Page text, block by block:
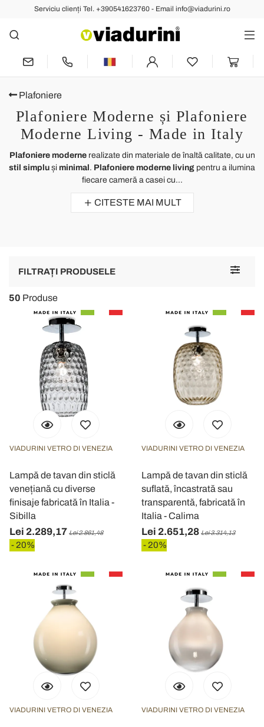
Serviciu clienți Tel. +390541623760 - Email info@viadurini.ro
Plafoniere
Plafoniere Moderne și Plafoniere
Moderne Living - Made in Italy
Plafoniere modernerealizate din materiale de înaltă calitate, cu un
stil simplu și minimal. Plafoniere moderne living pentru a ilumina
fiecare cameră a casei cu...
CITESTE MAI MULT
Toggle
FILTRAȚI PRODUSELE
50 Produse
VIADURINI VETRO DI VENEZIA
Lampă de tavan din sticlă
venețiană cu diverse
finisaje fabricată în Italia -
Sibilla
Lei 2.289,17 Lei 2.861,48
- 20%
VIADURINI VETRO DI VENEZIA
Lampă de tavan din sticlă
suflată, încastrată sau
transparentă, fabricată în
Italia - Calima
Lei 2.651,28 Lei 3.314,13
- 20%
VIADURINI VETRO DI VENEZIA VIADURINI VETRO DI VENEZIA